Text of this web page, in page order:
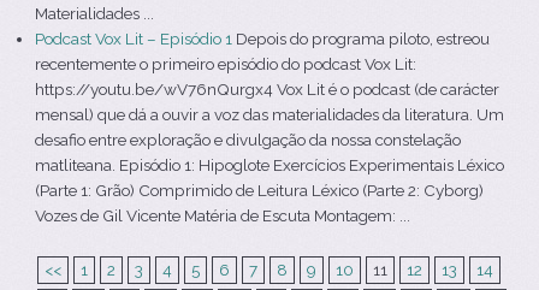
Materialidades ...
Podcast Vox Lit – Episódio 1 Depois do programa piloto, estreou
recentemente o primeiro episódio do podcast Vox Lit:
https://youtu.be/wV76nQurgx4 Vox Lit é o podcast (de carácter
mensal) que dá a ouvir a voz das materialidades da literatura. Um
desafio entre exploração e divulgação da nossa constelação
matliteana. Episódio 1: Hipoglote Exercícios Experimentais Léxico
(Parte 1: Grão) Comprimido de Leitura Léxico (Parte 2: Cyborg)
Vozes de Gil Vicente Matéria de Escuta Montagem: ...
<< 1 2 3 4 5 6 7 8 9 10 11 12 13
14